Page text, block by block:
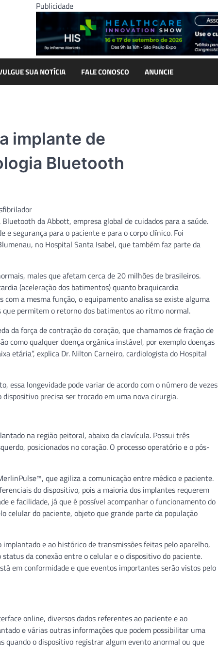
Publicidade
SUA NOTÍCIA FALE CONOSCO ANUNCIE
implante de
Bluetooth
da Abbott, empresa global de cuidados para a saúde.
segurança para o paciente e para o corpo clínico. Foi
no Hospital Santa Isabel, que também faz parte da
males que afetam cerca de 20 milhões de brasileiros.
(aceleração dos batimentos) quanto braquicardia
a mesma função, o equipamento analisa se existe alguma
permitem o retorno dos batimentos ao ritmo normal.
da força de contração do coração, que chamamos de fração de
como qualquer doença orgânica instável, por exemplo doenças
etária”, explica Dr. Nilton Carneiro, cardiologista do Hospital
essa longevidade pode variar de acordo com o número de vezes
precisa ser trocado em uma nova cirurgia.
na região peitoral, abaixo da clavícula. Possui três
posicionados no coração. O processo operatório e o pós-
que agiliza a comunicação entre médico e paciente.
do dispositivo, pois a maioria dos implantes requerem
e facilidade, já que é possível acompanhar o funcionamento do
celular do paciente, objeto que grande parte da população
e ao histórico de transmissões feitas pelo aparelho,
da conexão entre o celular e o dispositivo do paciente.
em conformidade e que eventos importantes serão vistos pelo
online, diversos dados referentes ao paciente e ao
e várias outras informações que podem possibilitar uma
quando o dispositivo registrar algum evento anormal ou que